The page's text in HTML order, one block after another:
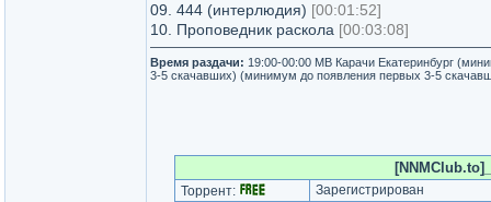
09. 444 (интерлюдия) [00:01:52]
10. Проповедник раскола [00:03:08]
Время раздачи: 19:00-00:00 МВ Карачи Екатеринбург
3-5 скачавших) (минимум до появления первых 3-5
Торрент:
Зарегистрирован